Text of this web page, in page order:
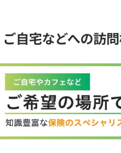
ご自宅などへの訪